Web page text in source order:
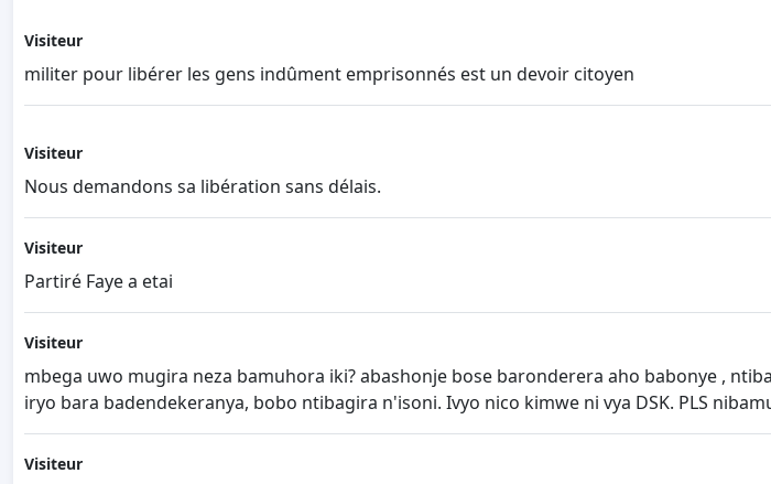
Visiteur
militer pour libérer les gens indûment emprisonnés est un devoir citoyen
Visiteur
Nous demandons sa libération sans délais.
Visiteur
Partiré Faye a etai
Visiteur
mbega uwo mugira neza bamuhora iki? abashonje bose baronderera aho babonye ,
iryo bara badendekeranya, bobo ntibagira n'isoni. Ivyo nico kimwe ni vya DSK. PLS
Visiteur